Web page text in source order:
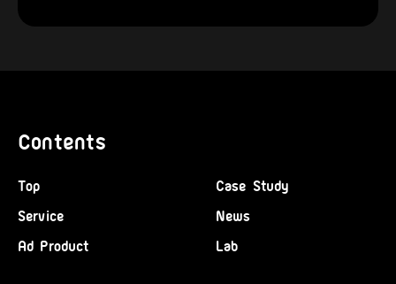
Contents
Top
Service
Ad Product
Case Study
News
Lab